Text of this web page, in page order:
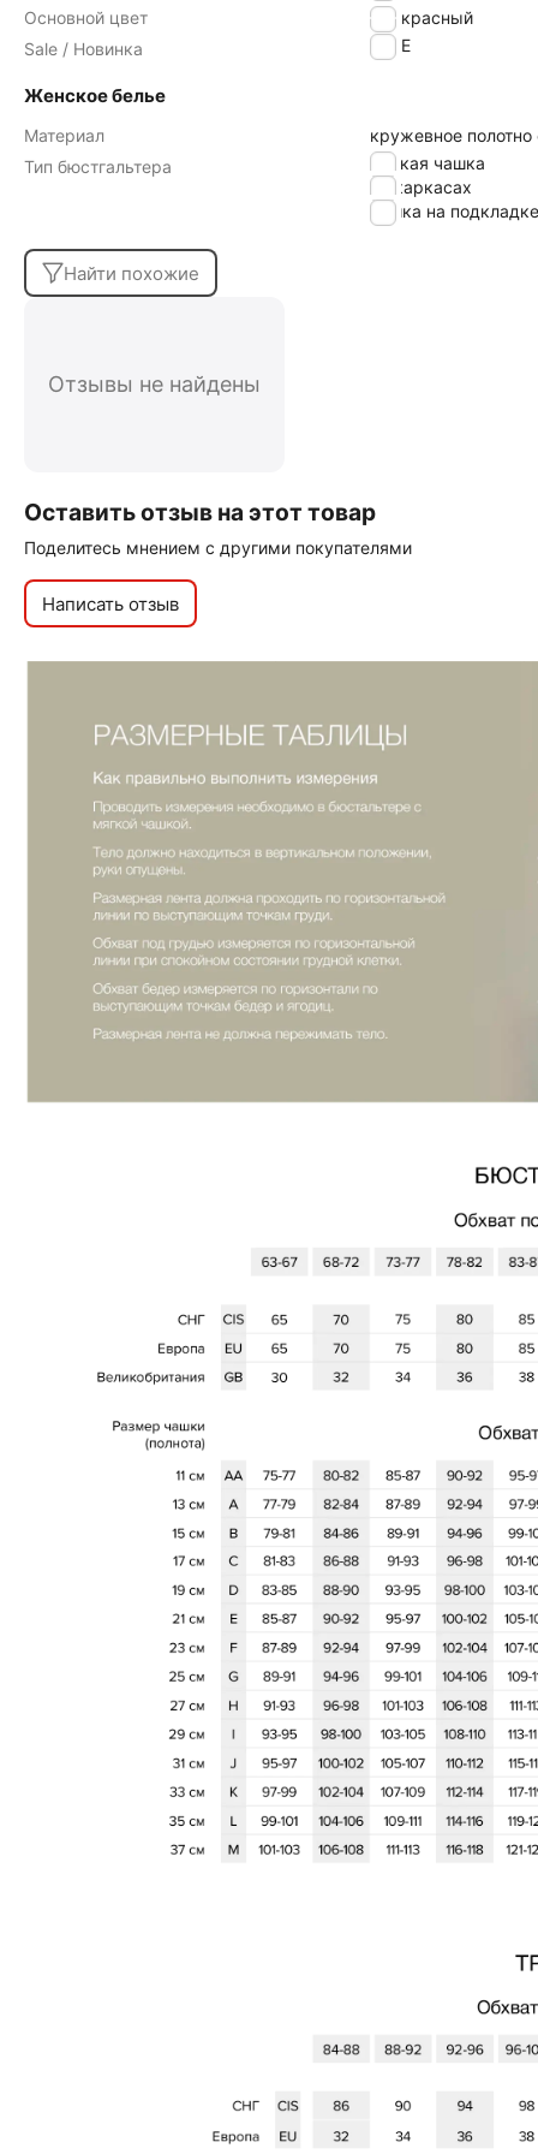
Основной цвет
красный
Sale / Новинка
SALE
Женское белье
Материал
кружевное
Тип бюстгальтера
мягкая чашка
на каркасах
чашка на подкладке
Найти похожие
Отзывы не найдены
Оставить отзыв на этот товар
Поделитесь мнением с другими покупателями
Написать отзыв